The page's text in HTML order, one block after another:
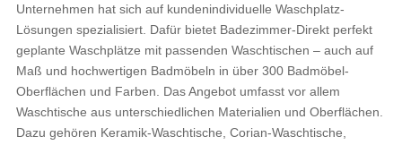
Unternehmen hat sich auf kundenindividuelle Waschplatz-
Lösungen spezialisiert. Dafür bietet Badezimmer-Direkt perfekt
geplante Waschplätze mit passenden Waschtischen – auch auf
Maß und hochwertigen Badmöbeln in über 300 Badmöbel-
Oberflächen und Farben. Das Angebot umfasst vor allem
Waschtische aus unterschiedlichen Materialien und Oberflächen.
Dazu gehören Keramik-Waschtische, Corian-Waschtische,